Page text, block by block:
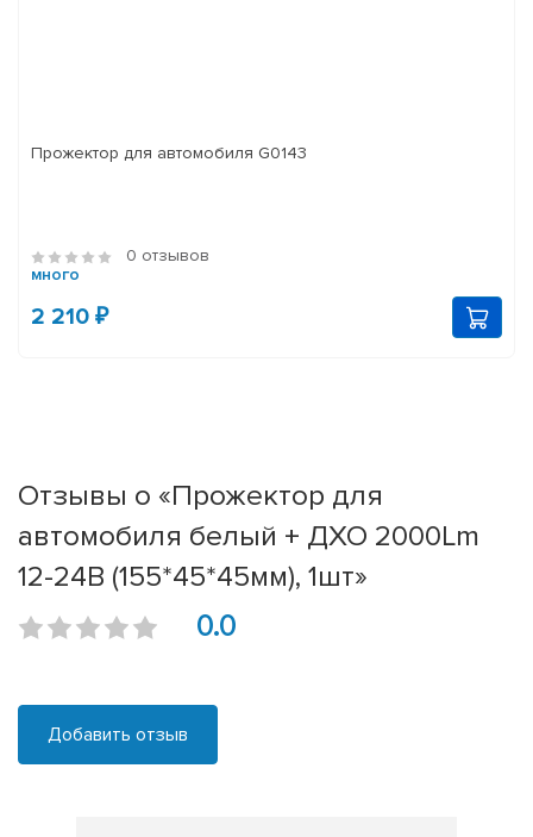
Прожектор для автомобиля G0143
0 отзывов
много
2 210 ₽
Отзывы о «Прожектор для
автомобиля белый + ДХО 2000Lm
12-24В (155*45*45мм), 1шт»
0.0
Добавить отзыв